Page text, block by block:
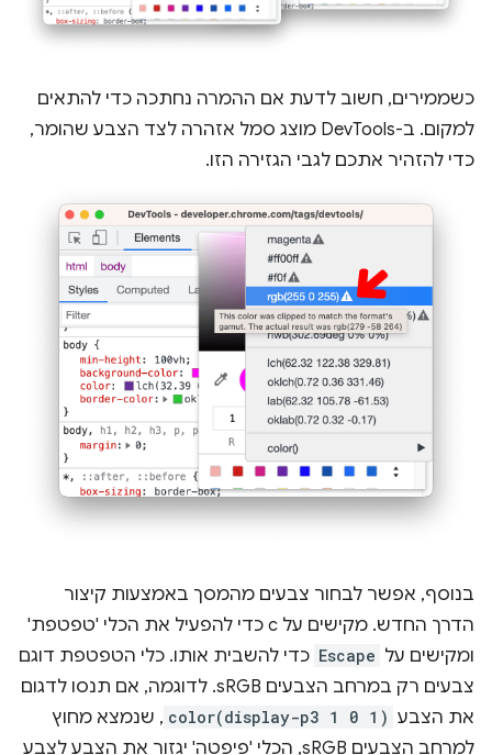
כשממירים, חשוב לדעת אם ההמרה נחתכה כדי להתאים
למקום. ב-DevTools מוצג סמל אזהרה לצד הצבע שהומר,
כדי להזהיר אתכם לגבי הגזירה הזו.
בנוסף, אפשר לבחור צבעים מהמסך באמצעות קיצור
הדרך החדש. מקישים על c כדי להפעיל את הכלי 'טפטפת'
ומקישים על Escape כדי להשבית אותו. כלי הטפטפת דוגם
צבעים רק במרחב הצבעים sRGB. לדוגמה, אם תנסו לדגום
את הצבע color(display-p3 1 0 1) , שנמצא מחוץ
למרחב הצבעים sRGB, הכלי 'פיפטה' יגזור את הצבע לצבע